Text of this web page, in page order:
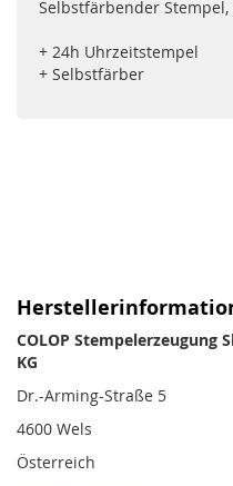
Selbstfärbender
+ 24h Uhrzeitstempel
+ Selbstfärber
COLOP Stempelerzeugung
KG
Dr.-Arming-Straße 5
4600 Wels
Österreich